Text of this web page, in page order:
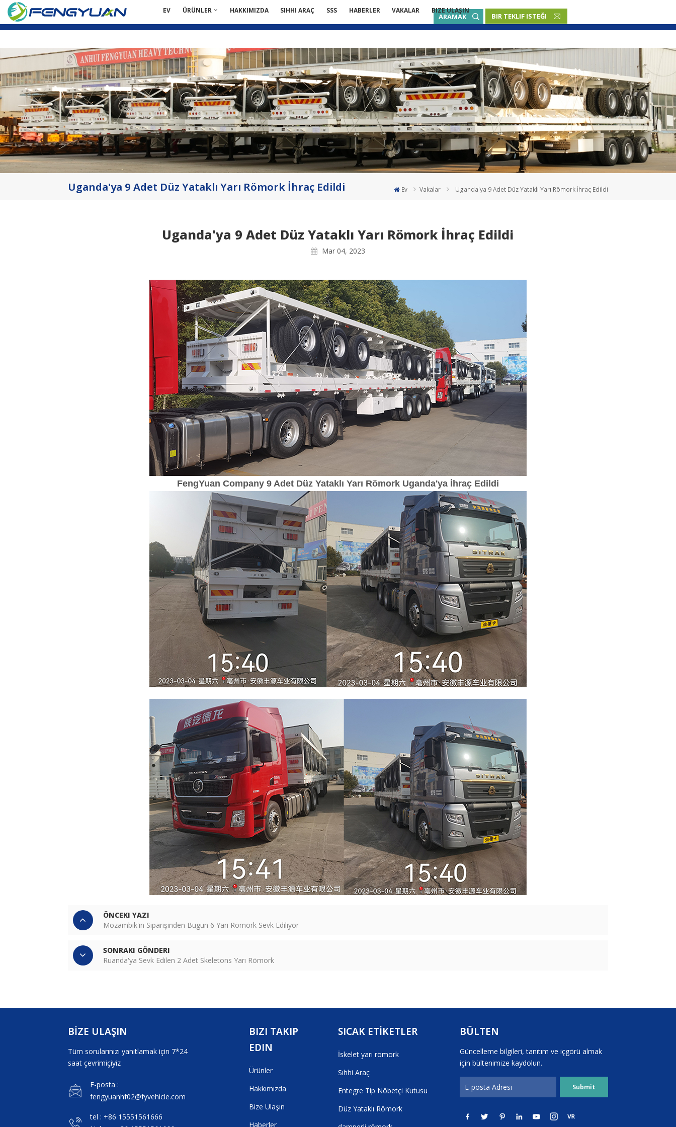
ARAMAK BIR TEKLIF ISTEĞI
English
French
Русский язык
Español
Português
Malay
Deutsch
EV ÜRÜNLER HAKKIMIZDA SIHHI ARAÇ SSS HABERLER VAKALAR BIZE ULAŞIN
Uganda'ya 9 Adet Düz Yataklı Yarı Römork İhraç Edildi Ev Vakalar Uganda'ya 9 Adet Düz Yataklı Yarı Römork İhraç Edildi
Uganda'ya 9 Adet Düz Yataklı Yarı Römork İhraç Edildi
Mar 04, 2023
FengYuan Company 9 Adet Düz Yataklı Yarı Römork Uganda'ya İhraç Edildi
ÖNCEKI YAZI
Mozambik'in Siparişinden Bugün 6 Yarı Römork Sevk Ediliyor
SONRAKI GÖNDERI
Ruanda'ya Sevk Edilen 2 Adet Skeletons Yarı Römork
BİZE ULAŞIN
Tüm sorularınızı yanıtlamak için 7*24
saat çevrimiçiyiz
E-posta :
fengyuanhf02@fyvehicle.com
tel : +86 15551561666
BIZI TAKIP
EDIN
Ürünler
Hakkımızda
Bize Ulaşın
Haberler
SICAK ETİKETLER
İskelet yarı römork
Sıhhi Araç
Entegre Tip Nöbetçi Kutusu
Düz Yataklı Römork
BÜLTEN
Güncelleme bilgileri, tanıtım ve içgörü almak
için bültenimize kaydolun.